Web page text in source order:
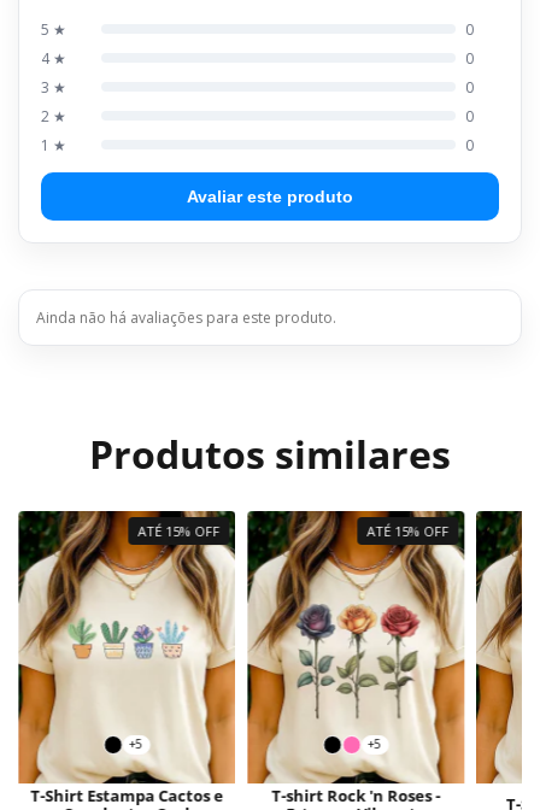
5 ★
0
4 ★
0
3 ★
0
2 ★
0
1 ★
0
Avaliar este produto
Ainda não há avaliações para este produto.
Produtos similares
ATÉ 15% OFF
+5
T-Shirt Estampa Cactos e
ATÉ 15% OFF
+5
T-shirt Rock 'n Roses -
T-